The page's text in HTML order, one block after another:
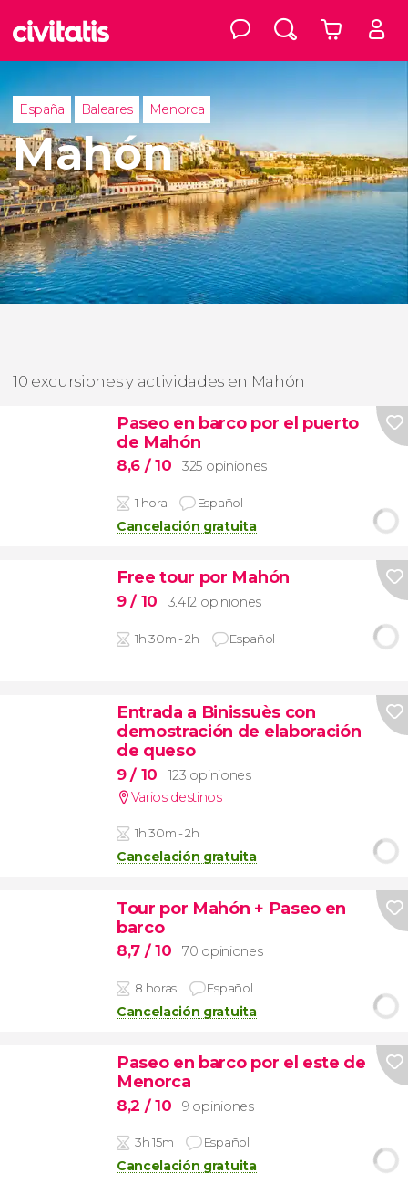
España Baleares Menorca
Mahón
10 excursiones y actividades en Mahón
Paseo en barco por el puerto
de Mahón
8,6 / 10 325 opiniones
1 hora Español
Cancelación gratuita
Free tour por Mahón
9/ 10 3.412 opiniones
1h 30m - 2h Español
Entrada a Binissuès con
demostración de elaboración
de queso
9/ 10
123 opiniones
Varios destinos
1h 30m - 2h
Cancelación gratuita
Tour por Mahón + Paseo en
barco
8,7 / 10 70 opiniones
8 horas Español
Cancelación gratuita
Paseo en barco por el este de
Menorca
8,2 / 10 9 opiniones
3h 15m Español
Cancelación gratuita